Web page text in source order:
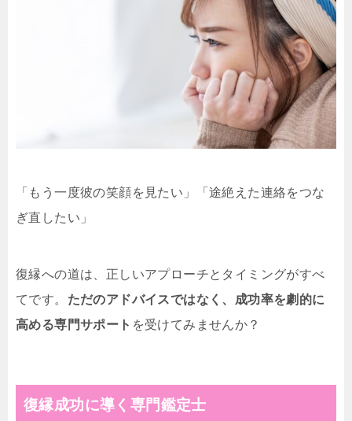
「もう一度彼の笑顔を見たい」「途絶えた連絡をつな
ぎ直したい」
復縁への道は、正しいアプローチとタイミングがすべ
てです。 ただのアドバイスではなく、成功率を劇的に
高める専門サポート を受けてみませんか？
復縁成功に導く専門鑑定士